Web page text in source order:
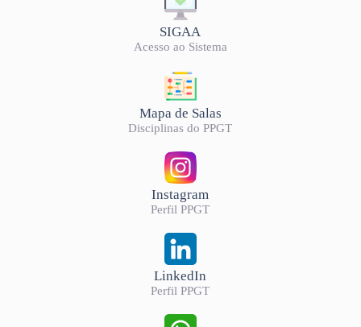
SIGAA
Acesso ao Sistema
Mapa de Salas
Disciplinas do PPGT
Instagram
Perfil PPGT
LinkedIn
Perfil PPGT